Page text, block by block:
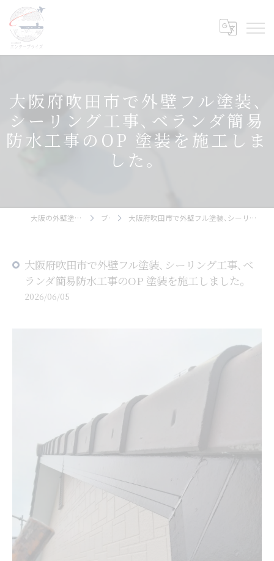
大阪府吹田市で外壁フル塗装､
シーリング工事､ベランダ簡易
防水工事のOP 塗装を施工しま
した。
大阪の外壁塗装ならエンタープライズ ブログ 大阪府吹田市で外壁フル塗装､シーリング工事､ベランダ簡易防水工事のOP 塗装を施工しました。
大阪府吹田市で外壁フル塗装､シーリング工事､ベ
ランダ簡易防水工事のOP 塗装を施工しました。
2026/06/05